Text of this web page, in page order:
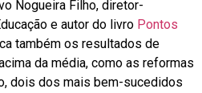
Nogueira Filho, diretor-
e autor do livro Pontos
também os resultados de
da média, como as reformas
dois dos mais bem-sucedidos